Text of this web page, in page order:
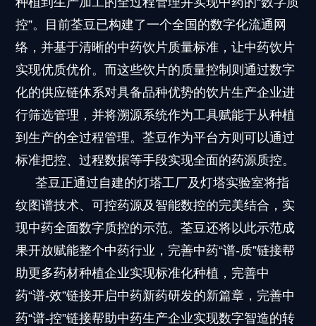
控”。目前荃豆已构建了一个全国的数字化流通网
络，并基于清晰的中药饮片质量标准，让中药饮片
实现优质优价。而这些饮片的质量控制则通过数字
化的供应链体系对具备品种优势的饮片生产企业进
行筛选管理，并将溯源系统作为工具赋能于从种植
到生产的全过程管理。荃豆作为平台方则可以通过
标准把控、过程数据等手段实现全面的药源质控。
荃豆正通过自建的灯塔工厂及灯塔实验室将指
纹图谱技术、可控药源及智能数控的完美结合，实
现中药全面数字质控的示范。荃豆还将以此示范成
果开放赋能整个中药行业，完善中药“谱-质”链接帮
助更多药材种植企业实现标准化种植，完善中
药“谱-效”链接开启中药新药研发的新篇章，完善中
药“谱-控”链接帮助中药生产企业实现数字智造的转